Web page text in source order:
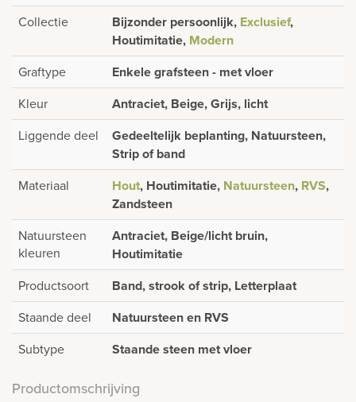
Collectie
Bijzonder persoonlijk, Exclusief,
Houtimitatie, Modern
Graftype Enkele grafsteen - met vloer
Kleur Antraciet, Beige, Grijs, licht
Liggende deel
Gedeeltelijk beplanting, Natuursteen,
Strip of band
Materiaal Hout, Houtimitatie, Natuursteen, RVS,
Zandsteen
Natuursteen
kleuren
Antraciet, Beige/licht bruin,
Houtimitatie
Productsoort Band, strook of strip, Letterplaat
Staande deel Natuursteen en RVS
Subtype Staande steen met vloer
Productomschrijving